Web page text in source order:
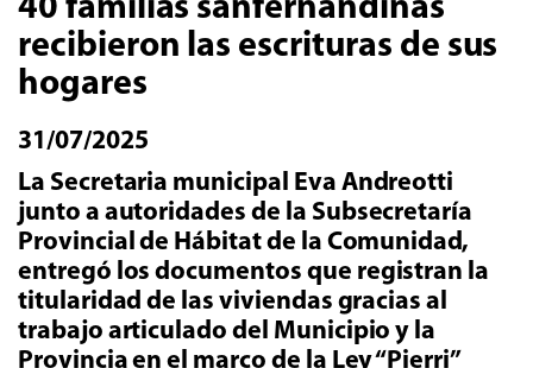
recibieron las escrituras de sus
hogares
31/07/2025
La Secretaria municipal Eva Andreotti
junto a autoridades de la Subsecretaría
Provincial de Hábitat de la Comunidad,
entregó los documentos que registran la
titularidad de las viviendas gracias al
trabajo articulado del Municipio y la
Provincia en el marco de la Ley “Pierri”